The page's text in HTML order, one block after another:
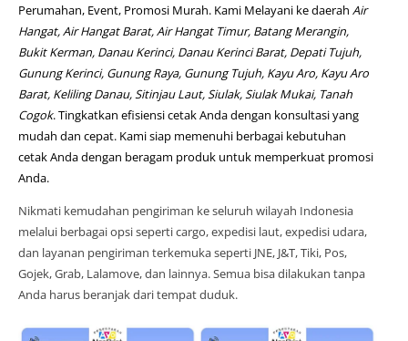
Perumahan, Event, Promosi Murah. Kami Melayani ke daerah Air
Hangat, Air Hangat Barat, Air Hangat Timur, Batang Merangin,
Bukit Kerman, Danau Kerinci, Danau Kerinci Barat, Depati Tujuh,
Gunung Kerinci, Gunung Raya, Gunung Tujuh, Kayu Aro, Kayu Aro
Barat, Keliling Danau, Sitinjau Laut, Siulak, Siulak Mukai, Tanah
Cogok. Tingkatkan efisiensi cetak Anda dengan konsultasi yang
mudah dan cepat. Kami siap memenuhi berbagai kebutuhan
cetak Anda dengan beragam produk untuk memperkuat promosi
Anda.
Nikmati kemudahan pengiriman ke seluruh wilayah Indonesia
melalui berbagai opsi seperti cargo, expedisi laut, expedisi udara,
dan layanan pengiriman terkemuka seperti JNE, J&T, Tiki, Pos,
Gojek, Grab, Lalamove, dan lainnya. Semua bisa dilakukan tanpa
Anda harus beranjak dari tempat duduk.